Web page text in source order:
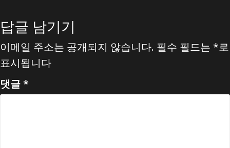
답글 남기기
이메일 주소는 공개되지 않습니다. 필수 필드는 *로
표시됩니다
댓글*